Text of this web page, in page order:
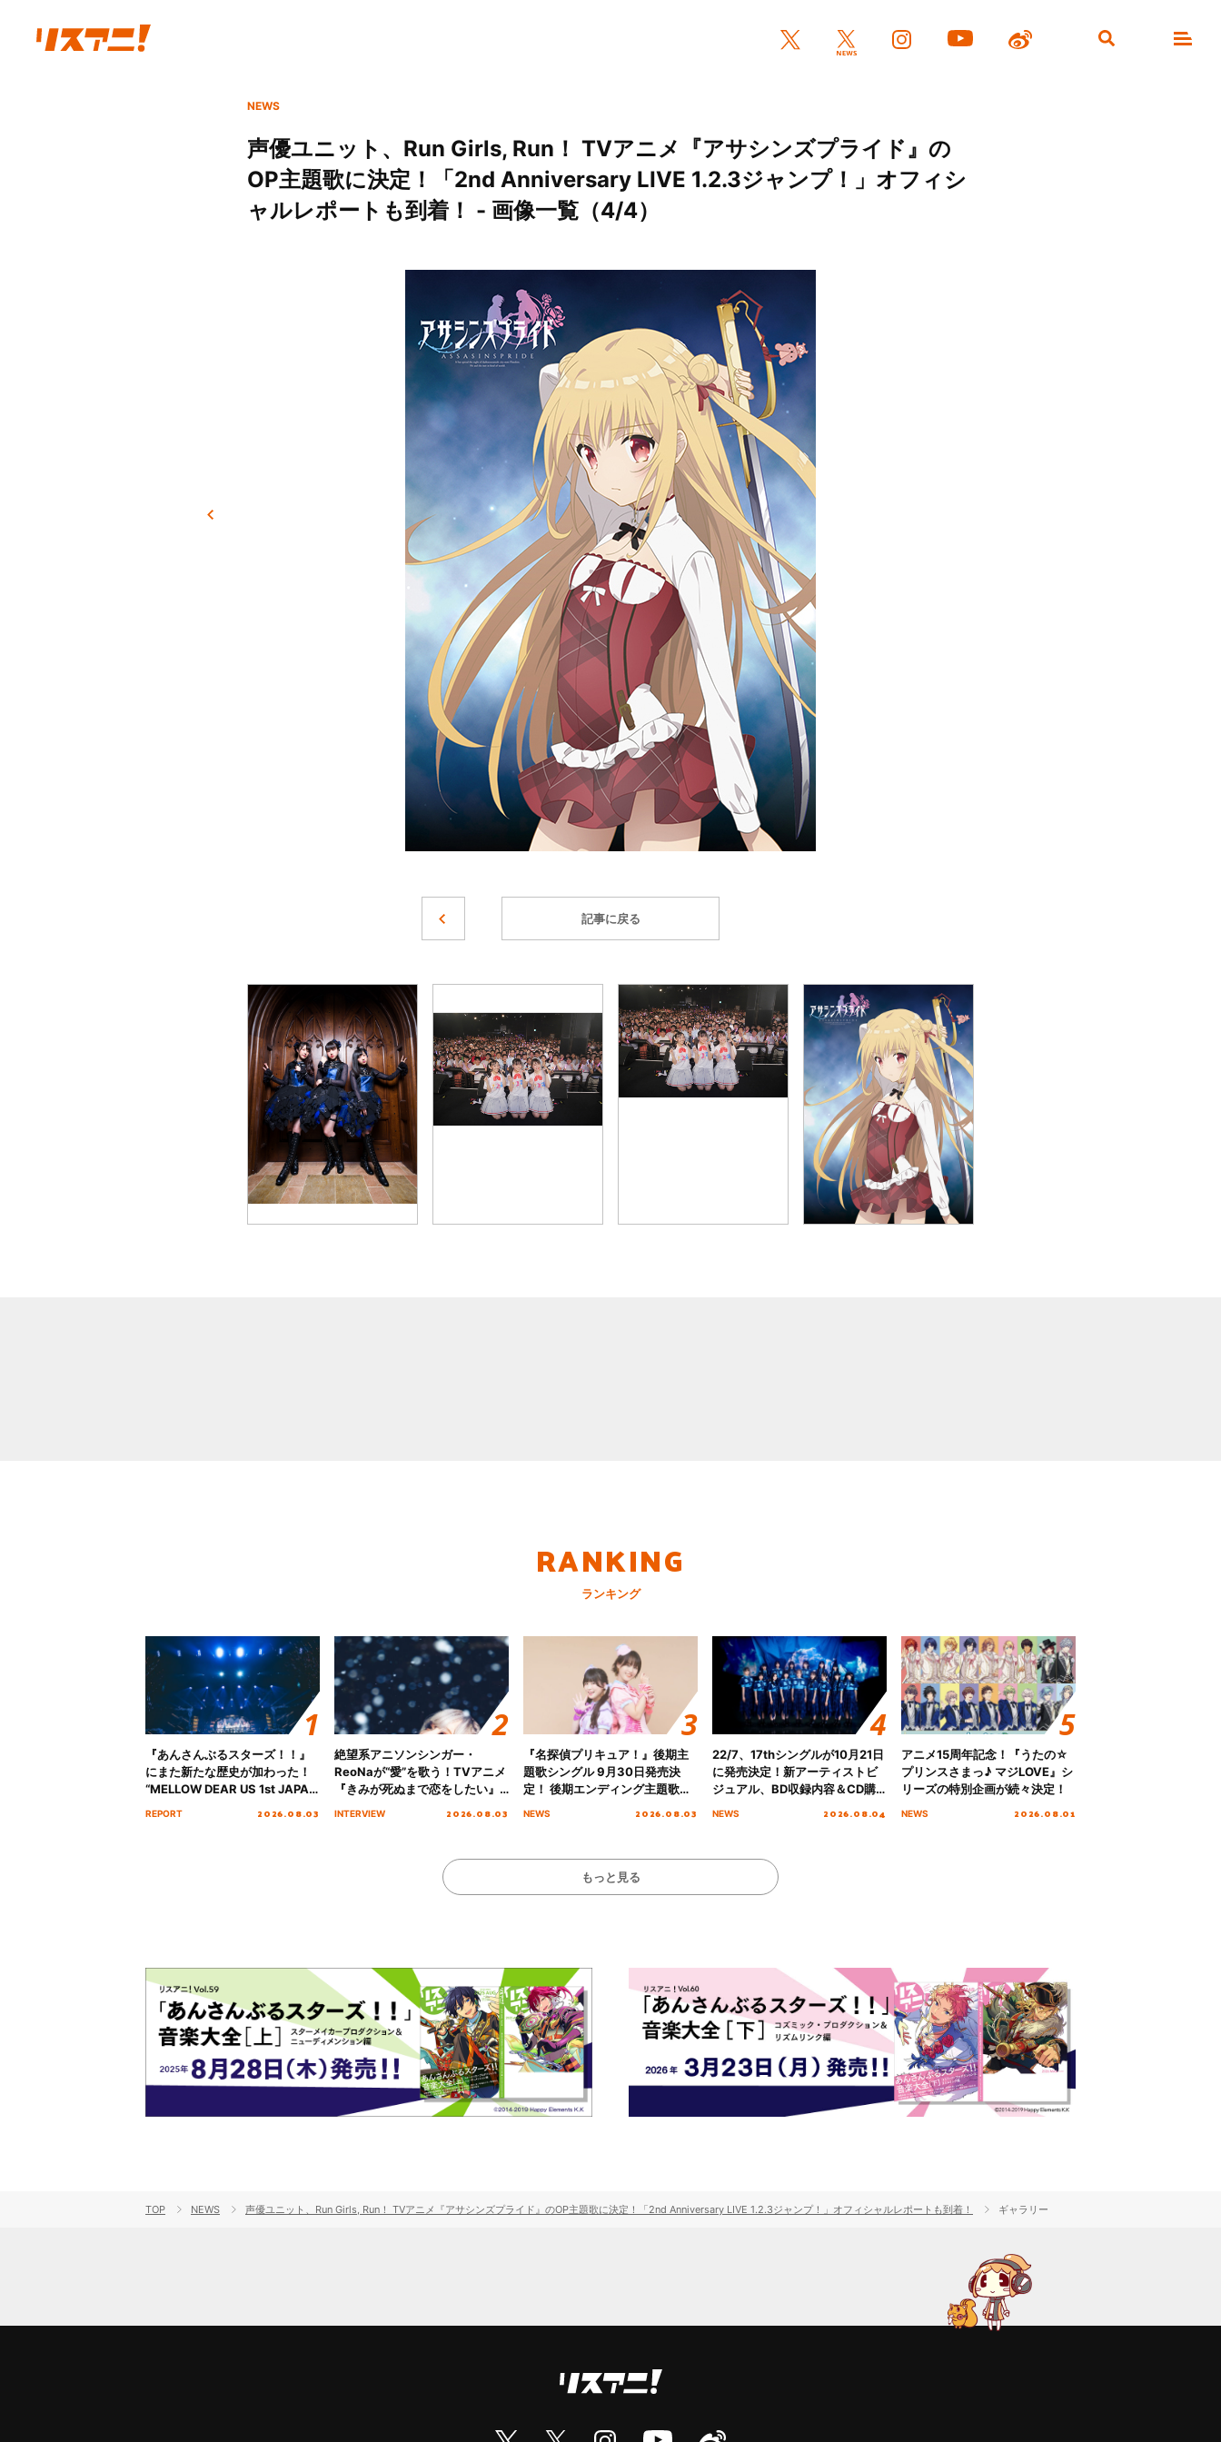
NEWS
声優ユニット、Run Girls, Run！ TVアニメ『アサシンズプライド』の
OP主題歌に決定！「2nd Anniversary LIVE 1.2.3ジャンプ！」オフィシ
ャルレポートも到着！ - 画像一覧（4/4）
記事に戻る
RANKING
ランキング
『あんさんぶるスターズ！！』
にまた新たな歴史が加わった！
“MELLOW DEAR US 1st JAPAN
Tour Final「NICE to meet YOU
REPORT 2026.08.03
絶望系アニソンシンガー・
ReoNaが“愛”を歌う！TVアニメ
『きみが死ぬまで恋をしたい』
オープニング主題歌「Amore」
INTERVIEW 2026.08.03
『名探偵プリキュア！』後期主
題歌シングル 9月30日発売決
定！ 後期エンディング主題歌
「いつかわかる☆きっとあえ
NEWS 2026.08.03
22/7、17thシングルが10月21日
に発売決定！新アーティストビ
ジュアル、BD収録内容＆CD購
入者特典も解禁！
NEWS 2026.08.04
アニメ15周年記念！『うたの☆
プリンスさまっ♪ マジLOVE』シ
リーズの特別企画が続々決定！
NEWS 2026.08.01
もっと見る
TOP NEWS 声優ユニット、Run Girls, Run！ TVアニメ『アサシンズプライド』のOP主題歌に決定！「2nd Anniversary LIVE 1.2.3ジャンプ！」オフィシャルレポートも到着！ ギャラリー